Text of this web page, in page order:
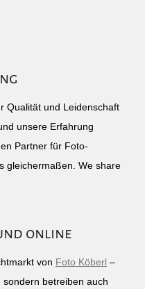
Qualität und Leidenschaft
unsere Erfahrung
Partner für Foto-
gleichermaßen. We share
online
von Foto Köberl –
betreiben auch